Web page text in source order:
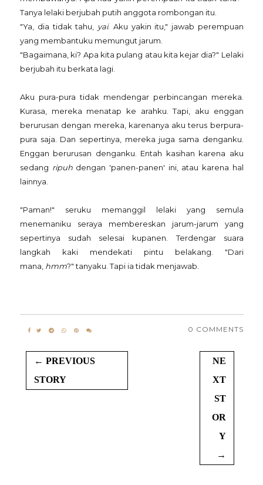
Tanya lelaki berjubah putih anggota rombongan itu.
"Ya, dia tidak tahu, yai. Aku yakin itu," jawab perempuan
yang membantuku memungut jarum.
"Bagaimana, ki? Apa kita pulang atau kita kejar dia?" Lelaki
berjubah itu berkata lagi.
Aku pura-pura tidak mendengar perbincangan mereka.
Kurasa, mereka menatap ke arahku. Tapi, aku enggan
berurusan dengan mereka, karenanya aku terus berpura-
pura saja. Dan sepertinya, mereka juga sama denganku.
Enggan berurusan denganku. Entah kasihan karena aku
sedang ripuh dengan 'panen-panen' ini, atau karena hal
lainnya.
"Paman!" seruku memanggil lelaki yang semula
menemaniku seraya membereskan jarum-jarum yang
sepertinya sudah selesai kupanen. Terdengar suara
langkah kaki mendekati pintu belakang. "Dari
mana, hmm?" tanyaku. Tapi ia tidak menjawab.
0 COMMENTS
← PREVIOUS
STORY
NE
XT
ST
OR
Y
→